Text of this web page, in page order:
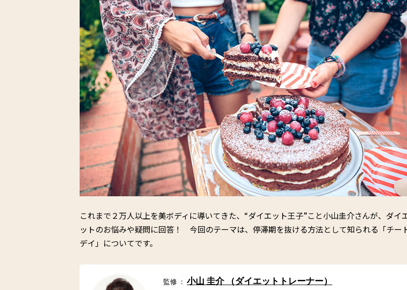
これまで２万人以上を美ボディに導いてきた、“ダイエット王子”こと小山圭介さんが、ダイ
ットのお悩みや疑問に回答！ 今回のテーマは、停滞期を抜ける方法として知られる「チー
デイ」についてです。
監修 ：小山 圭介 （ダイエットトレーナー）